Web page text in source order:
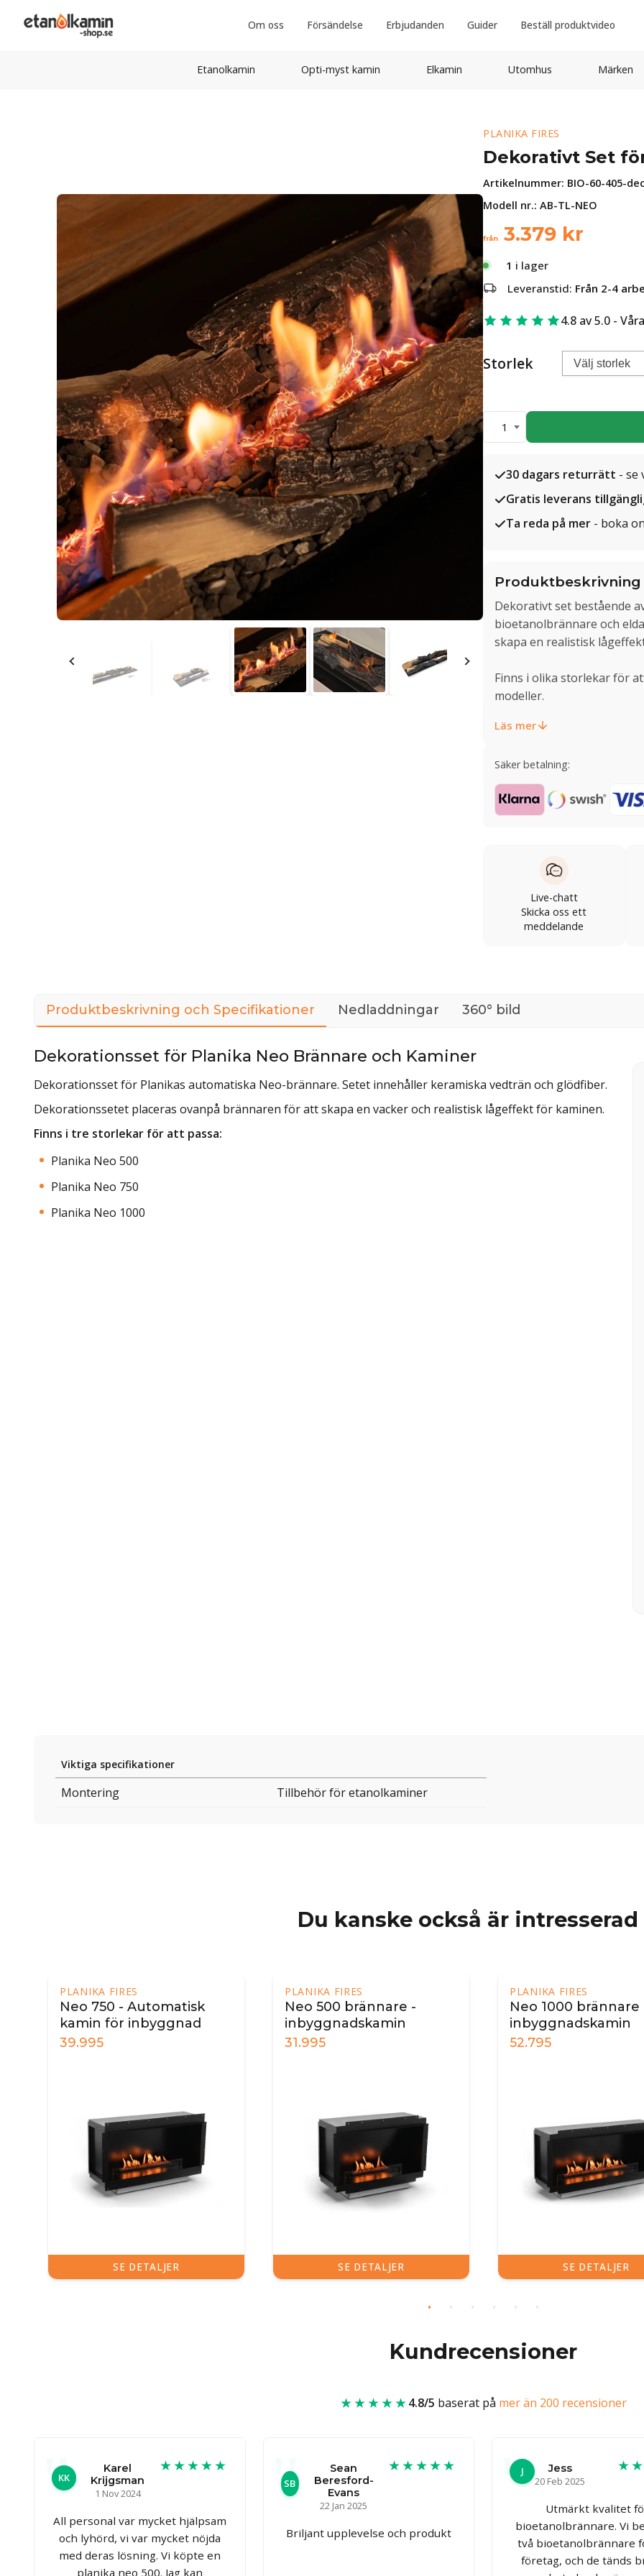
Om oss Försändelse Erbjudanden Guider Beställ produktvideo
Etanolkamin Opti-myst kamin Elkamin Utomhus Märken
PLANIKA FIRES
Dekorativt Set
Artikelnummer: BIO-60-405-
Modell nr.: AB-TL-NEO
från 3.379 kr
1 i lager
Leveranstid: Från 2-4
4.8 av 5.0 -
Storlek
1
30 dagars returrätt - se
Gratis leverans
Ta reda på mer - boka
Produktbeskrivning
Dekorativt set bestående
bioetanolbrännare och
skapa en realistisk
Finns i olika storlekar för
modeller.
Läs mer
Säker betalning:
Live-chatt
Skicka oss ett
meddelande
Produktbeskrivning och Specifikationer Nedladdningar 360° bild
Dekorationsset för Planika Neo Brännare och Kaminer
Dekorationsset för Planikas automatiska Neo-brännare. Setet innehåller keramiska vedträn och glödfiber.
Dekorationssetet placeras ovanpå brännaren för att skapa en vacker och realistisk lågeffekt för kaminen.
Finns i tre storlekar för att passa:
Planika Neo 500
Planika Neo 750
Planika Neo 1000
Viktiga specifikationer
Montering Tillbehör för etanolkaminer
Du kanske också är intresserad
PLANIKA FIRES
Neo 750 - Automatisk
kamin för inbyggnad
39.995
SE DETALJER
PLANIKA FIRES
Neo 500 brännare -
inbyggnadskamin
31.995
SE DETALJER
PLANIKA FIRES
Neo 1000 brännare
inbyggnadskamin
52.795
SE DETALJER
Kundrecensioner
★★★★★4.8/5 baserat på mer än 200 recensioner
KK
Karel
Krijgsman
1 Nov 2024
★★★★★
All personal var mycket hjälpsam
och lyhörd, vi var mycket nöjda
med deras lösning. Vi köpte en
planika neo 500. Jag kan
SB
Sean
Beresford-
Evans
22 Jan 2025
★★★★★
Briljant upplevelse och produkt
J
Jess
20 Feb 2025
Utmärkt kvalitet
bioetanolbrännare. Vi
två bioetanolbrännare
företag, och de tänds